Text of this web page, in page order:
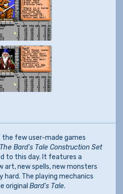
the few user-made games
The Bard's Tale Construction Set
to this day. It features a
art, new spells, new monsters
hard. The playing mechanics
original Bard's Tale.